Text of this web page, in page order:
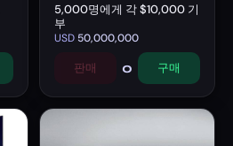
5,000명에게 각 $10,000 기
부
USD 50,000,000
판매 0 구매